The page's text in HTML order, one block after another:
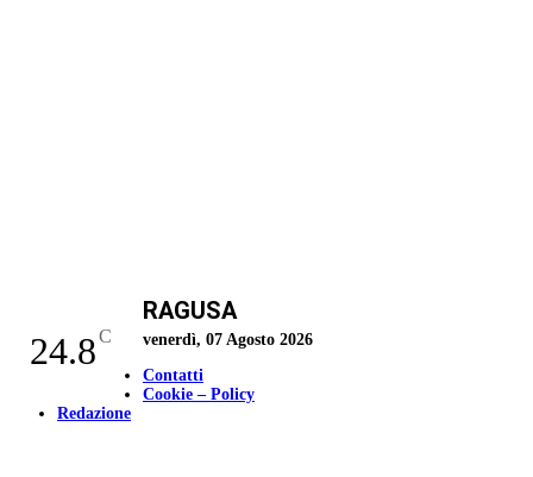
24.8C
RAGUSA
venerdì, 07 Agosto 2026
Contatti
Cookie – Policy
Redazione